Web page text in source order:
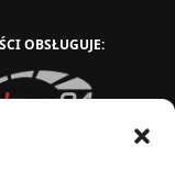
OBSŁUGUJE: